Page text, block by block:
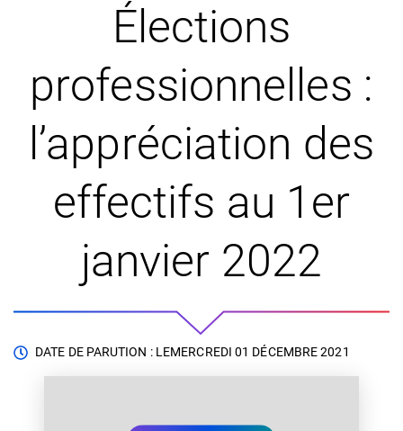
Élections
professionnelles :
l’appréciation des
effectifs au 1er
janvier 2022
DATE DE PARUTION : LEMERCREDI 01 DÉCEMBRE 2021